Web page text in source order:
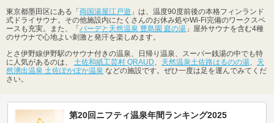
東京都墨田区にある「 両国湯屋江戸遊 」は、温度90度前後の本格フィンランド
式ドライサウナ。その他施設内にたくさんのお休み処やWi-Fi完備のワークスペ
ースも充実。また、「 バーデと天然温泉 豊島園 庭の湯 」屋外サウナを含む4種
のサウナで心地よい刺激と発汗を楽しめます。
とさ伊野線伊野駅のサウナ付きの温泉、日帰り温泉、スーパー銭湯の中でも特
に人気があるのは、 土佐和紙工芸村 QRAUD、 天然温泉土佐路はるのの湯、 天
然湧出温泉 土佐ぽかぽか温泉 などの施設です。ぜひ一度は足を運んでみてくだ
さい。
第20回ニフティ温泉年間ランキング2025